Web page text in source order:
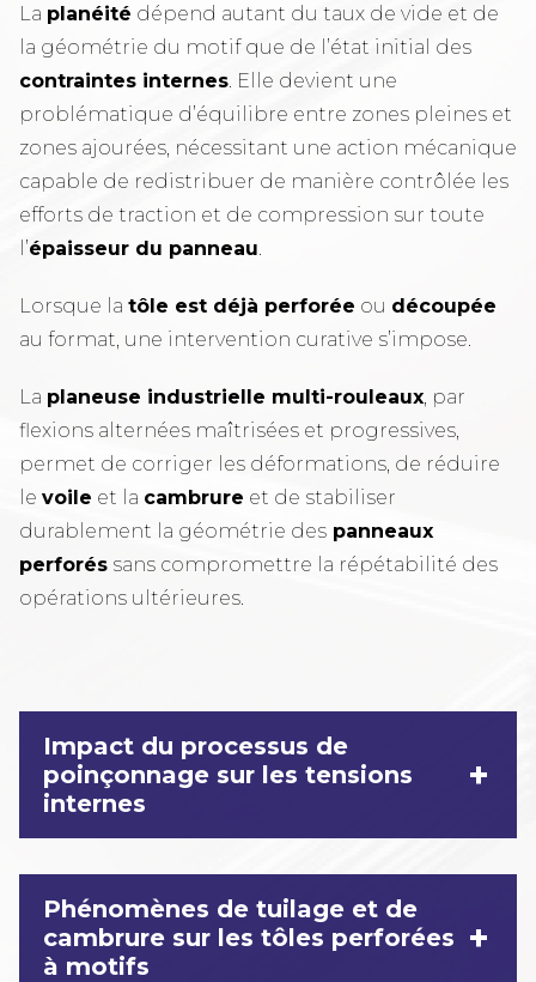
La planéité dépend autant du taux de vide et de
la géométrie du motif que de l’état initial des
contraintes internes . Elle devient une
problématique d’équilibre entre zones pleines et
zones ajourées, nécessitant une action mécanique
capable de redistribuer de manière contrôlée les
efforts de traction et de compression sur toute
l’épaisseur du panneau
Lorsque la tôle est déjà perforée ou découpée
au format, une intervention curative s’impose.
La planeuse industrielle multi-rouleaux , par
flexions alternées maîtrisées et progressives,
permet de corriger les déformations, de réduire
le voile et la cambrure et de stabiliser
durablement la géométrie des panneaux
perforés sans compromettre la répétabilité des
opérations ultérieures.
Impact du processus de
poinçonnage sur les tensions
internes
+
Phénomènes de tuilage et de
cambrure sur les tôles perforées
à motifs
+